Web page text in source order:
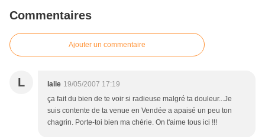
Commentaires
Ajouter un commentaire
L lalie 19/05/2007 17:19
ça fait du bien de te voir si radieuse malgré ta douleur...Je
suis contente de ta venue en Vendée a apaisé un peu ton
chagrin. Porte-toi bien ma chérie. On t'aime tous ici !!!